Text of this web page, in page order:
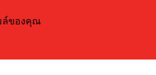
ล์ของคุณ